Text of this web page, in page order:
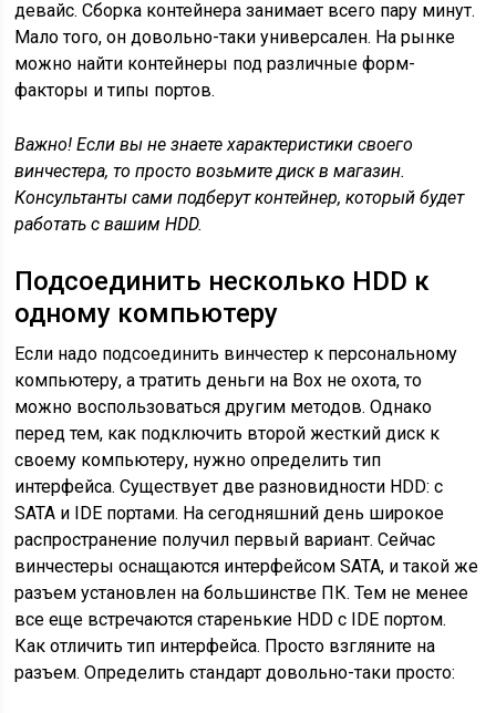
девайс. Сборка контейнера занимает всего пару минут.
Мало того, он довольно-таки универсален. На рынке
можно найти контейнеры под различные форм-
факторы и типы портов.
Важно! Если вы не знаете характеристики своего
винчестера, то просто возьмите диск в магазин.
Консультанты сами подберут контейнер, который будет
работать с вашимHDD.
Подсоединить несколько HDD к
одному компьютеру
Если надо подсоединить винчестер к персональному
компьютеру, а тратить деньги на Box не охота, то
можно воспользоваться другим методов. Однако
перед тем, как подключить второй жесткий диск к
своему компьютеру, нужно определить тип
интерфейса. Существует две разновидности HDD: с
SATA и IDE портами. На сегодняшний день широкое
распространение получил первый вариант. Сейчас
винчестеры оснащаются интерфейсом SATA, и такой же
разъем установлен на большинстве ПК. Тем не менее
все еще встречаются старенькие HDD с IDE портом.
Как отличить тип интерфейса. Просто взгляните на
разъем. Определить стандарт довольно-таки просто: